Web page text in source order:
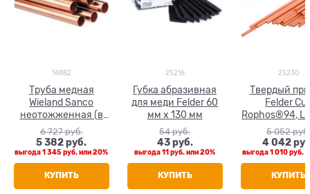
14882
Труба медная
Wieland Sanco
неотожженная (в
штанге 5 м) 54 x 1.5
6 727 руб.
5 382 руб.
выгода1 345 руб.или20%
КУПИТЬ
25216
Губка абразивная
для меди Felder 60
мм х 130 мм
54 руб.
43 руб.
выгода11 руб.или20%
КУПИТЬ
25230
Твердый
Felder
Rophos®94,
ф 2 мм,
кг
5 052 руб.
4 042
выгода1 010 руб.
КУПИТЬ